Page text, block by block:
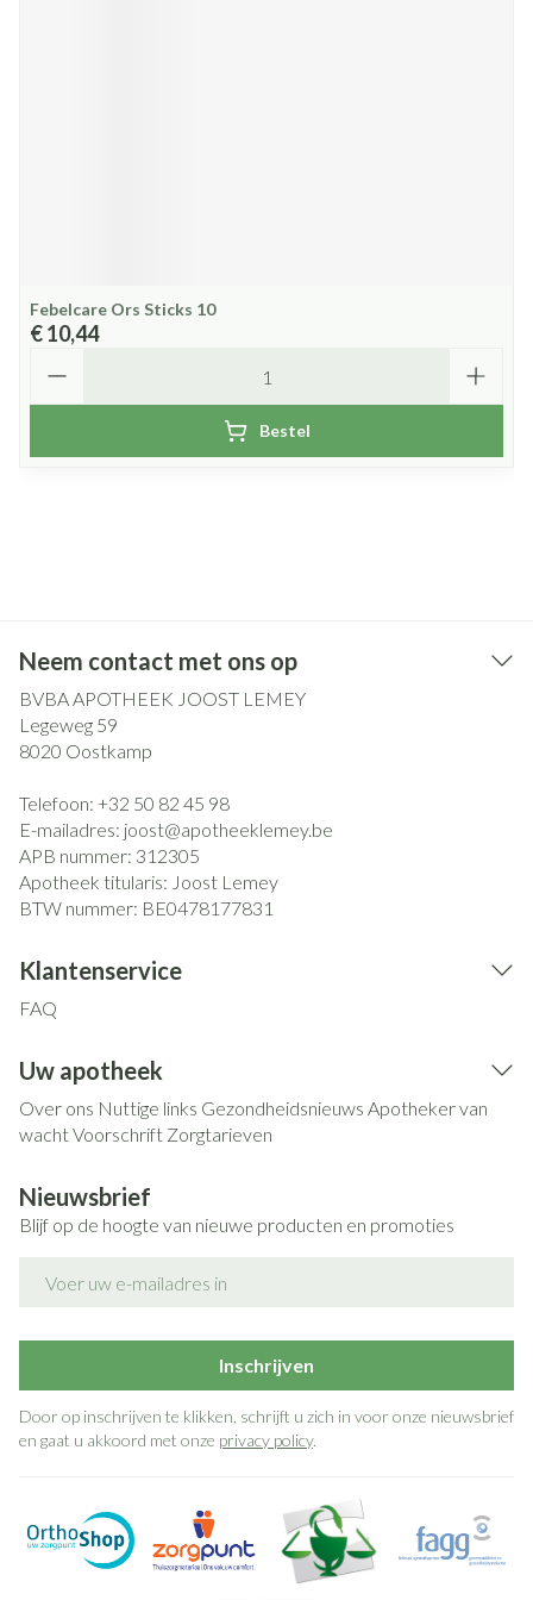
Febelcare Ors Sticks 10
€ 10,44
Bestel
Neem contact met ons op
BVBA APOTHEEK JOOST LEMEY
Legeweg 59
8020 Oostkamp
Telefoon: +32 50 82 45 98
E-mailadres: joost@apotheeklemey.be
APB nummer: 312305
Apotheek titularis: Joost Lemey
BTW nummer: BE0478177831
Klantenservice
FAQ
Uw apotheek
Over ons Nuttige links Gezondheidsnieuws Apotheker van
wachtVoorschrift Zorgtarieven
Nieuwsbrief
Blijf op de hoogte van nieuwe producten en promoties
Inschrijven
Door op inschrijven te klikken, schrijft u zich in voor onze nieuwsbrief
en gaat u akkoord met onze privacy policy.